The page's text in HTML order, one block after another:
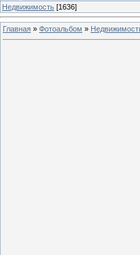
Недвижимость [1636]
Главная » Фотоальбом »